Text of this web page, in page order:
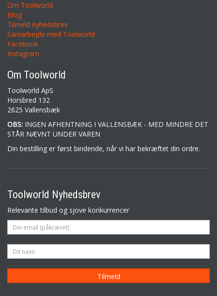
Om Toolworld
Blog
Tilmeld nyhedsbrev
Samarbejde med Toolworld
Facebook
Instagram
Om Toolworld
Toolworld ApS
Horsbred 132
2625 Vallensbæk
OBS: INGEN AFHENTNING I VALLENSBÆK - MED MINDRE DET
STÅR NÆVNT UNDER VAREN
Din bestilling er først bindende, når vi har bekræftet din ordre.
Toolworld Nyhedsbrev
Relevante tilbud og sjove konkurrencer